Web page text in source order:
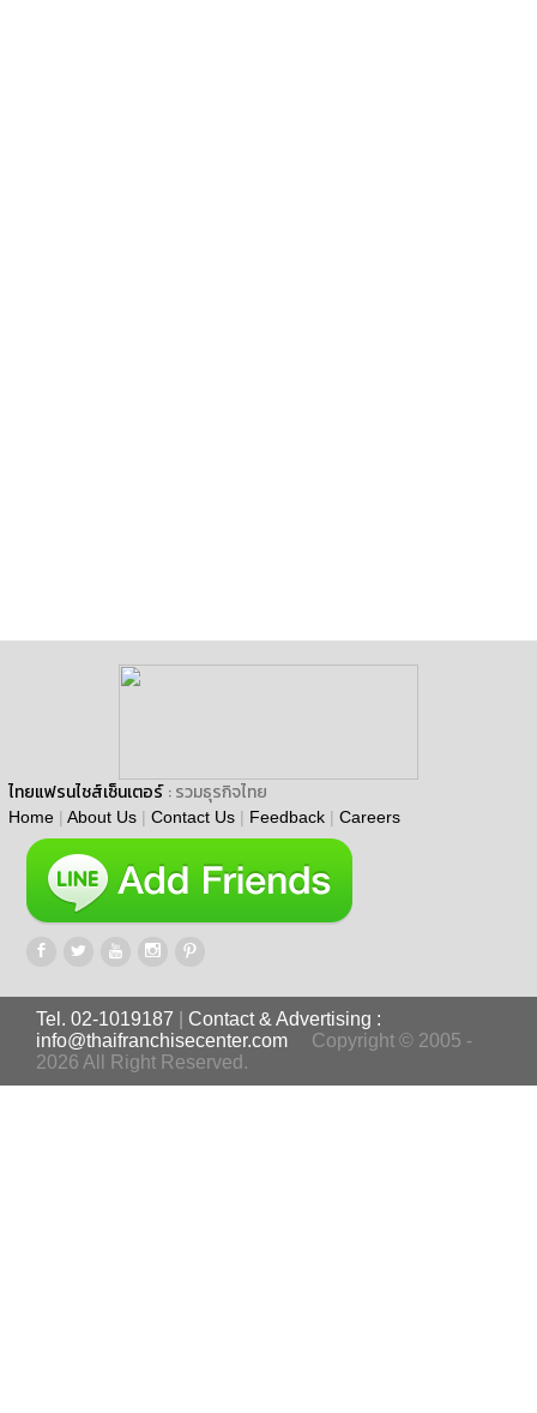
ไทยแฟรนไชส์เซ็นเตอร์ : รวมธุรกิจไทย
Home | About Us | Contact Us | Feedback | Careers
Tel. 02-1019187
Contact & Advertising :
info@thaifranchisecenter.com
Copyright © 2005 -
2026 All Right Reserved.